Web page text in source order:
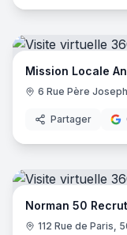
Mission Locale
6 Rue Père
Partager
Norman 50
112 Rue de Paris,